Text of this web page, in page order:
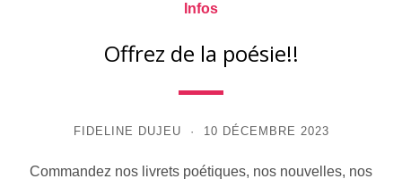
Infos
Offrez de la poésie!!
FIDELINE DUJEU 10 DÉCEMBRE 2023
Commandez nos livrets poétiques, nos nouvelles, nos